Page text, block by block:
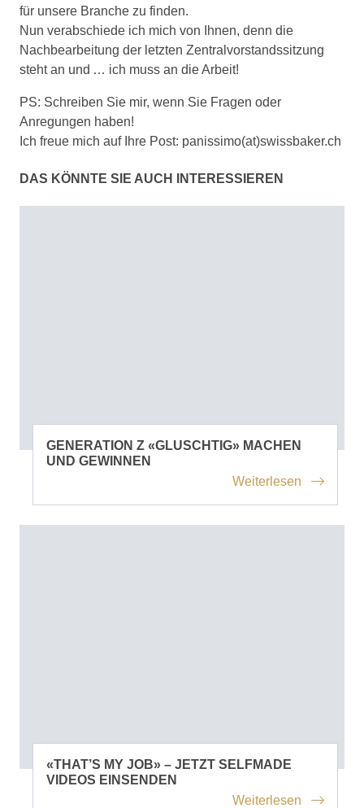
für unsere Branche zu finden.
Nun verabschiede ich mich von Ihnen, denn die
Nachbearbeitung der letzten Zentralvorstandssitzung
steht an und … ich muss an die Arbeit!
PS: Schreiben Sie mir, wenn Sie Fragen oder
Anregungen haben!
Ich freue mich auf Ihre Post: panissimo(at)swissbaker.ch
DAS KÖNNTE SIE AUCH INTERESSIEREN
GENERATION Z «GLUSCHTIG» MACHEN
UND GEWINNEN
Weiterlesen
«THAT’S MY JOB» – JETZT SELFMADE
VIDEOS EINSENDEN
Weiterlesen